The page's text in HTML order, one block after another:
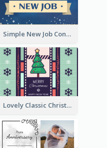
Simple New Job Congratulations Card In Yellow And Blue
Lovely Classic Christmas Greeting Card Design